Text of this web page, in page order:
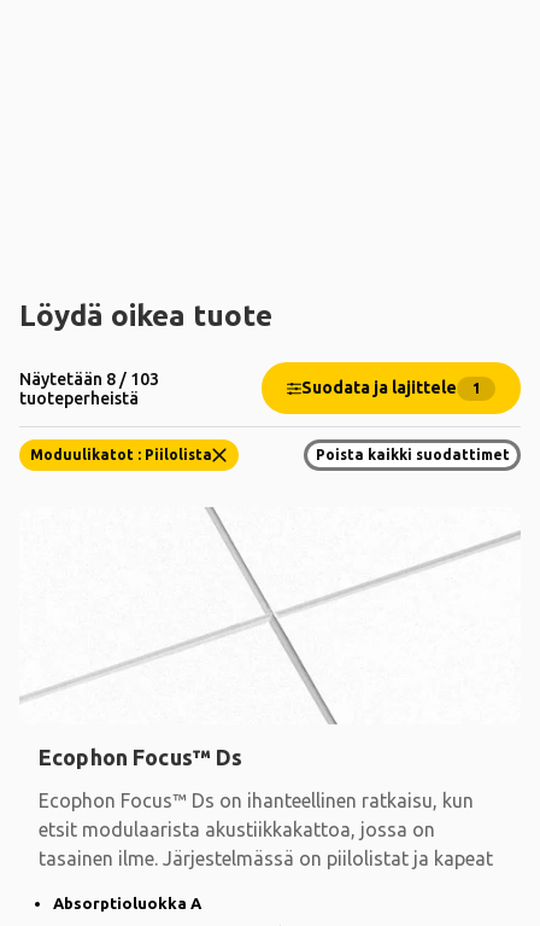
Löydä oikea tuote
Näytetään 8 / 103
tuoteperheistä
Suodata ja lajittele 1
Moduulikatot : Piilolista Poista kaikki suodattimet
Ecophon Focus™ Ds
Ecophon Focus™ Ds on ihanteellinen ratkaisu, kun
etsit modulaarista akustiikkakattoa, jossa on
tasainen ilme. Järjestelmässä on piilolistat ja kapeat
Absorptioluokka A